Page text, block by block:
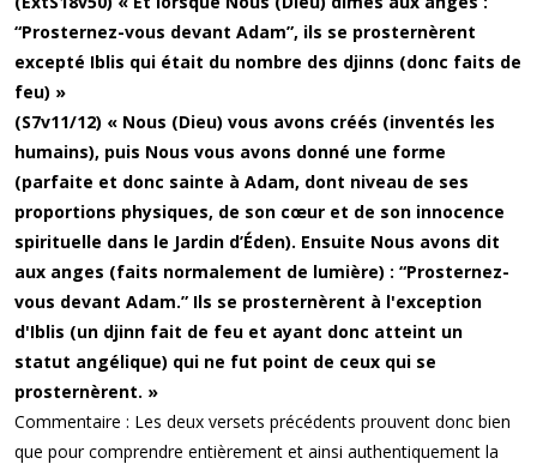
“Prosternez-vous devant Adam”, ils se prosternèrent
excepté Iblis qui était du nombre des djinns (donc faits de
feu) »
(S7v11/12) « Nous (Dieu) vous avons créés (inventés les
humains), puis Nous vous avons donné une forme
(parfaite et donc sainte à Adam, dont niveau de ses
proportions physiques, de son cœur et de son innocence
spirituelle dans le Jardin d’Éden). Ensuite Nous avons dit
aux anges (faits normalement de lumière) : “Prosternez-
vous devant Adam.” Ils se prosternèrent à l'exception
d'Iblis (un djinn fait de feu et ayant donc atteint un
statut angélique) qui ne fut point de ceux qui se
prosternèrent. »
Commentaire : Les deux versets précédents prouvent donc bien
que pour comprendre entièrement et ainsi authentiquement la